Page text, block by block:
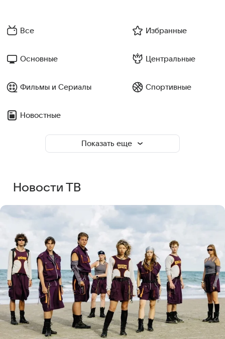
Все Избранные
Основные Центральные
Фильмы и Сериалы Спортивные
Новостные
Показать еще
Новости ТВ